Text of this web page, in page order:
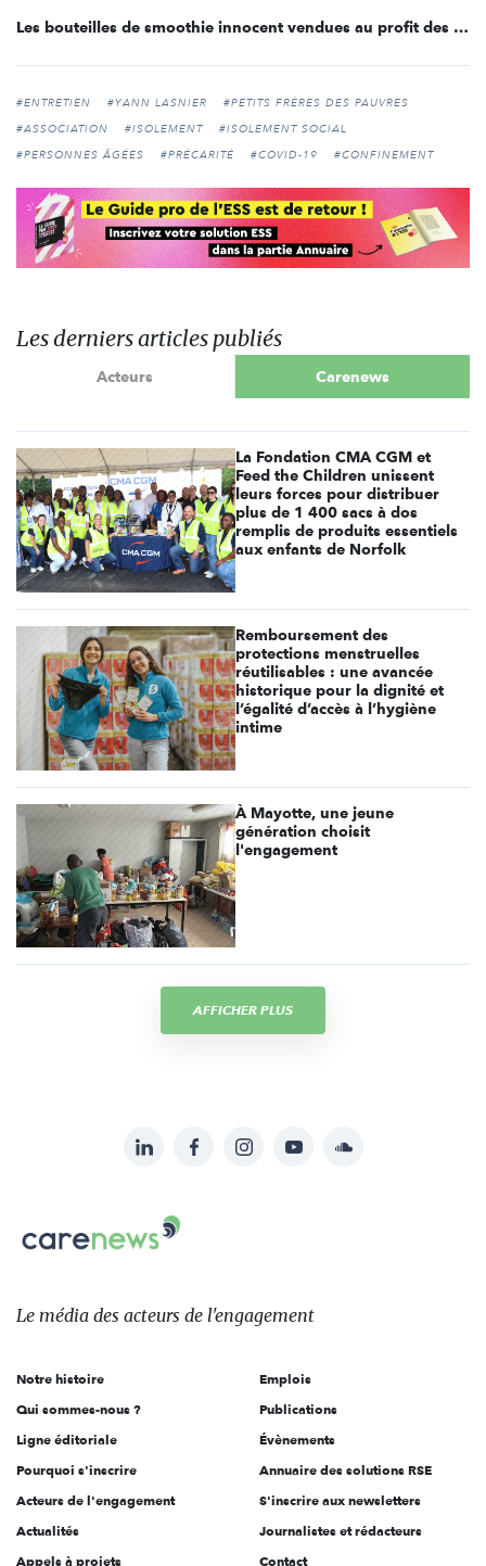
Les bouteilles de smoothie innocent vendues au profit des Petits Frères des Pauvres
#ENTRETIEN #YANN LASNIER
#PETITS FRÈRES DES PAUVRES
#ASSOCIATION
#ISOLEMENT
#ISOLEMENT SOCIAL
#PERSONNES ÂGÉES
#PRÉCARITÉ #COVID-19 #CONFINEMENT
Les derniers articles publiés
Acteurs Carenews
La Fondation CMA CGM et
Feed the Children unissent
leurs forces pour distribuer
plus de 1 400 sacs à dos
remplis de produits essentiels
aux enfants de Norfolk
Remboursement des
protections menstruelles
réutilisables : une avancée
historique pour la dignité et
l’égalité d’accès à l’hygiène
intime
À Mayotte, une jeune
génération choisit
l'engagement
AFFICHER PLUS
sur:
LinkedInFacebookInstagramYouTubeSoundcloud
Carenews,
Le
des
l'engagement
Le média des acteurs de l'engagement
Notre histoire
Qui sommes-nous ?
Ligne éditoriale
Pourquoi s'inscrire
Acteurs de l'engagement
Actualités
Appels à projets
Emplois
Publications
Évènements
Annuaire des solutions RSE
S'inscrire aux newsletters
Journalistes et rédacteurs
Contact